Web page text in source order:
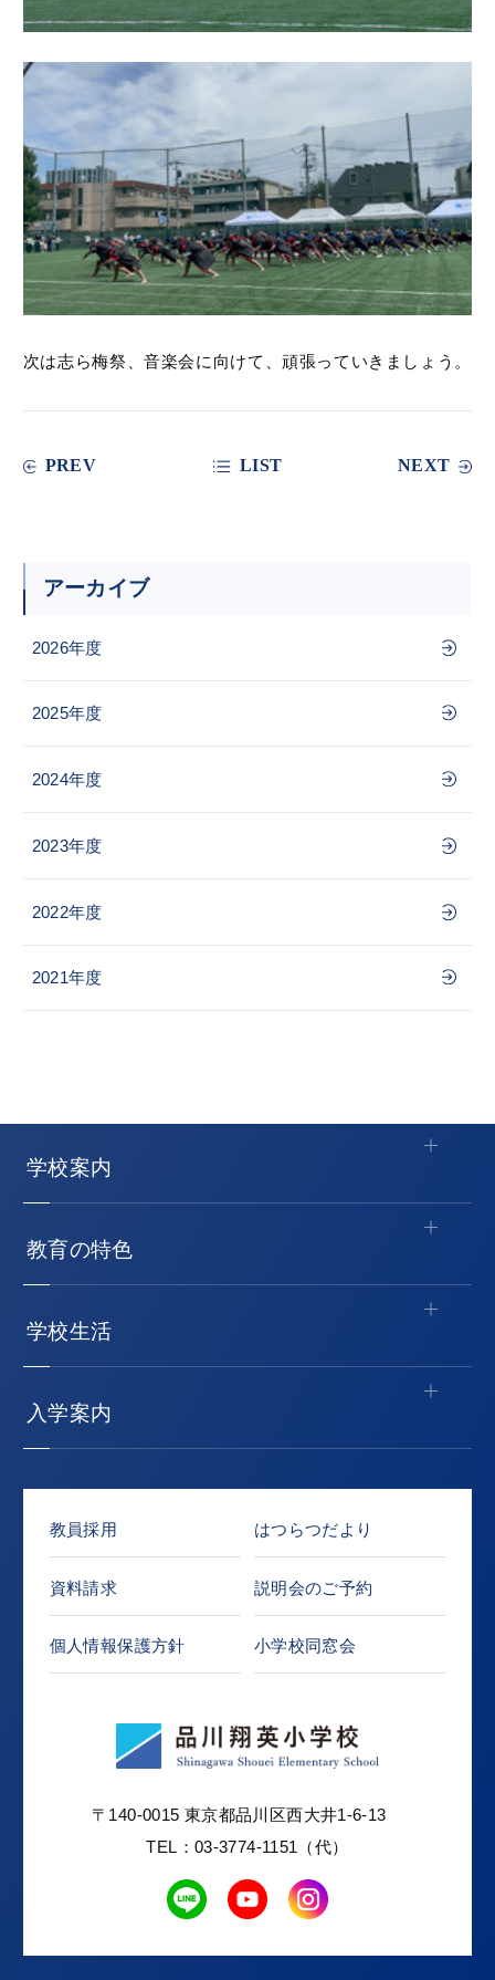
次は志ら梅祭、音楽会に向けて、頑張っていきましょう。
PREV LIST NEXT
アーカイブ
2026年度
2025年度
2024年度
2023年度
2022年度
2021年度
学校案内
教育の特色
学校生活
入学案内
教員採用 はつらつだより
資料請求 説明会のご予約
個人情報保護方針 小学校同窓会
〒140-0015 東京都品川区西大井1-6-13
TEL：03-3774-1151（代）